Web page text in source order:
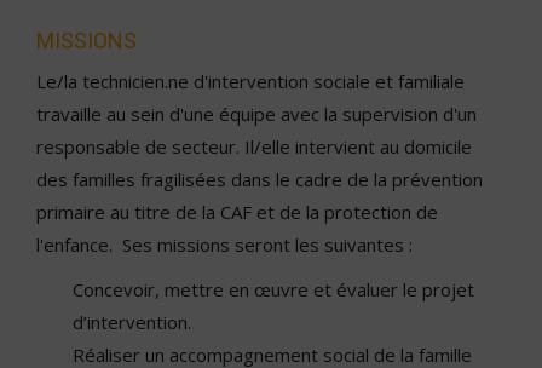
MISSIONS
Le/la technicien.ne d'intervention sociale et familiale
travaille au sein d'une équipe avec la supervision d'un
responsable de secteur. Il/elle intervient au domicile
des familles fragilisées dans le cadre de la prévention
primaire au titre de la CAF et de la protection de
l'enfance. Ses missions seront les suivantes :
Concevoir, mettre en œuvre et évaluer le projet
d’intervention.
Réaliser un accompagnement social de la famille